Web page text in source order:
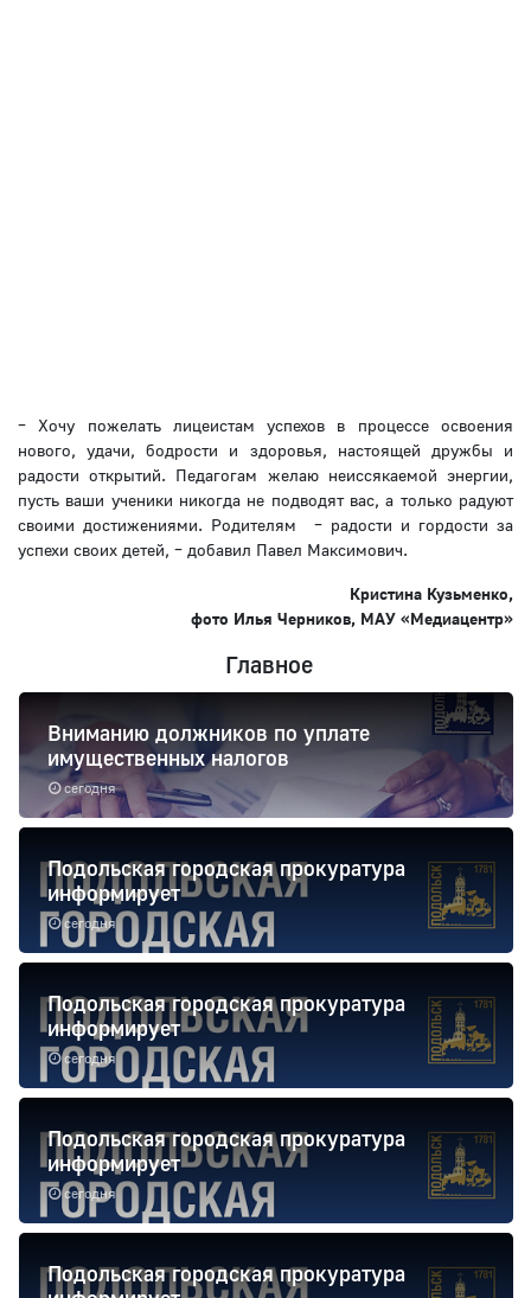
– Хочу пожелать лицеистам успехов в процессе освоения
нового, удачи, бодрости и здоровья, настоящей дружбы и
радости открытий. Педагогам желаю неиссякаемой энергии,
пусть ваши ученики никогда не подводят вас, а только радуют
своими достижениями. Родителям – радости и гордости за
успехи своих детей, – добавил Павел Максимович.
Кристина Кузьменко,
фото Илья Черников, МАУ «Медиацентр»
Главное
сегодня
Вниманию должников по уплате
имущественных налогов
сегодня
Подольская городская прокуратура
информирует
сегодня
Подольская городская прокуратура
информирует
сегодня
Подольская городская прокуратура
информирует
Подольская городская прокуратура